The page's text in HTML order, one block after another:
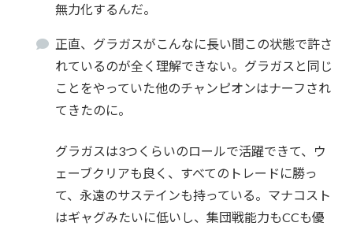
無力化するんだ。
正直、グラガスがこんなに長い間この状態で許さ
れているのが全く理解できない。グラガスと同じ
ことをやっていた他のチャンピオンはナーフされ
てきたのに。
グラガスは3つくらいのロールで活躍できて、ウ
ェーブクリアも良く、すべてのトレードに勝っ
て、永遠のサステインも持っている。マナコスト
はギャグみたいに低いし、集団戦能力もCCも優